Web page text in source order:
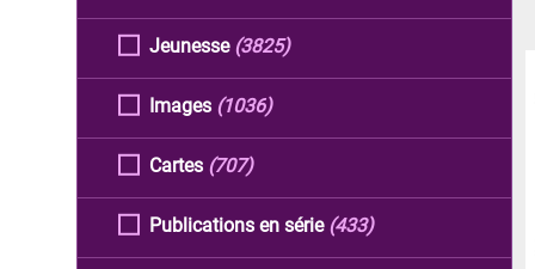
Jeunesse (3825)
Images (1036)
Cartes (707)
Publications en série (433)